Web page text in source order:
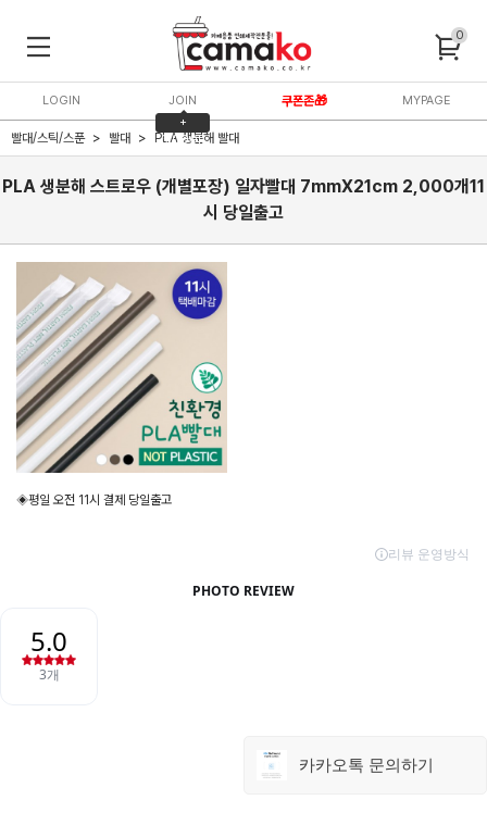
0
LOGIN
JOIN
+
3,000P
쿠폰존🎁 MYPAGE
빨대/스틱/스푼 빨대 PLA 생분해 빨대
PLA 생분해 스트로우 (개별포장) 일자빨대 7mmX21cm 2,000개11
시 당일출고
◈평일 오전 11시 결제 당일출고
카카오톡 문의하기